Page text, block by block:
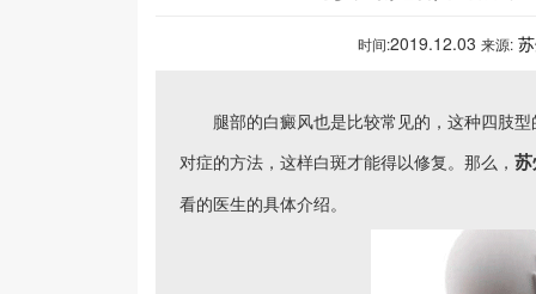
时间:2019.12.03 来源:
腿部的白癜风也是比较常见的，这种四肢型
对症的方法，这样白斑才能得以修复。那么，
看的医生的具体介绍。